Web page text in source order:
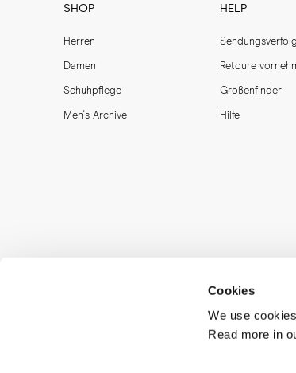
Cookies
We use
Read more in
SHOP
Herren
Damen
Schuhpflege
Men's Archive
HELP
Retoure
Größenfinder
Hilfe